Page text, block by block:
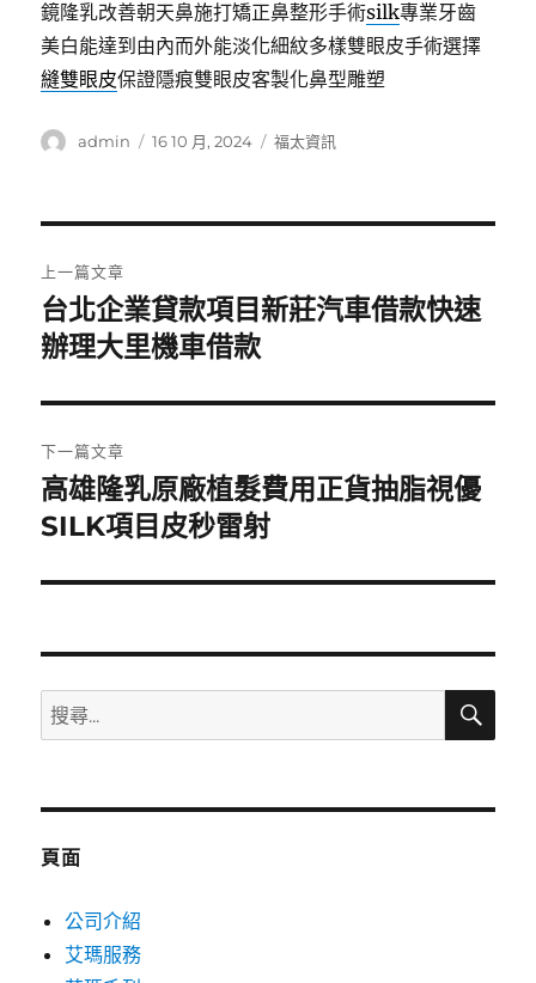
鏡隆乳改善朝天鼻施打矯正鼻整形手術silk專業牙齒
美白能達到由內而外能淡化細紋多樣雙眼皮手術選擇
縫雙眼皮保證隱痕雙眼皮客製化鼻型雕塑
作
admin
發
16 10 月, 2024
分
福太資訊
章
導
覽
上一篇文章
上
一
文
章:
台北企業貸款項目新莊汽車借款快速
辦理大里機車借款
下一篇文章
下
一
文
高雄隆乳原廠植髮費用正貨抽脂視優
SILK項目皮秒雷射
搜
尋
鍵
搜
頁面
公司介紹
艾瑪服務